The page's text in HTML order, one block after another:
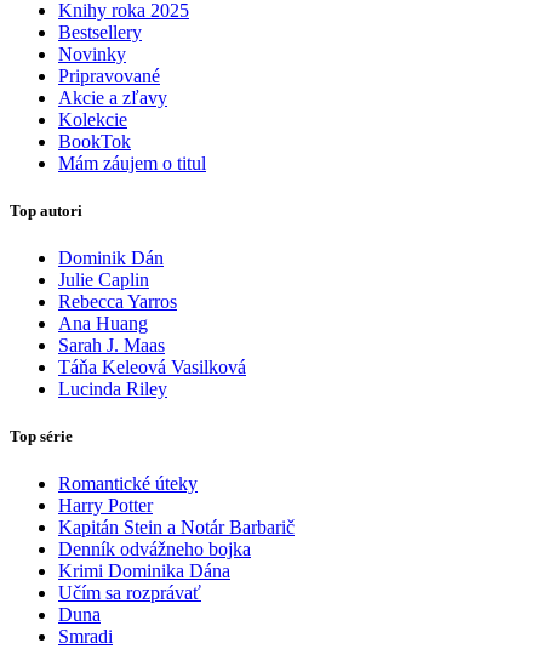
Knihy roka 2025
Bestsellery
Novinky
Pripravované
Akcie a zľavy
Kolekcie
BookTok
Mám záujem o titul
Top autori
Dominik Dán
Julie Caplin
Rebecca Yarros
Ana Huang
Sarah J. Maas
Táňa Keleová Vasilková
Lucinda Riley
Top série
Romantické úteky
Harry Potter
Kapitán Stein a Notár Barbarič
Denník odvážneho bojka
Krimi Dominika Dána
Učím sa rozprávať
Duna
Smradi